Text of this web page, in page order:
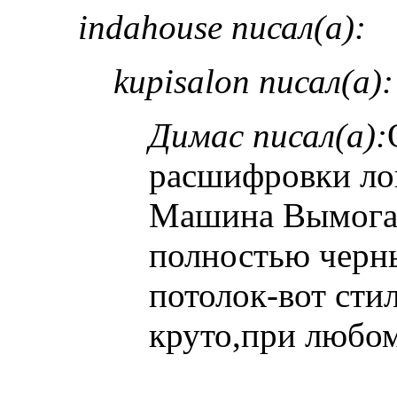
indahouse писал(а):
kupisalon писал(а):
Димас писал(а):
расшифровки
Машина
полностью
потолок-вот
круто,при